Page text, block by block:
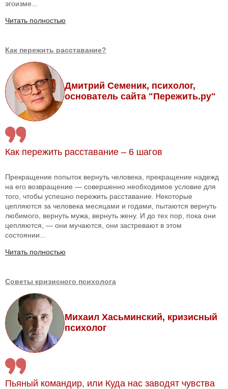
эгоизме...
Читать полностью
Как пережить расставание?
Дмитрий Семеник, психолог,
основатель сайта "Пережить.ру"
Как пережить расставание – 6 шагов
Прекращение попыток вернуть человека, прекращение надежд
на его возвращение — совершенно необходимое условие для
того, чтобы успешно пережить расставание. Некоторые
цепляются за человека месяцами и годами, пытаются вернуть
любимого, вернуть мужа, вернуть жену. И до тех пор, пока они
цепляются, — они мучаются, они застревают в этом
состоянии...
Читать полностью
Советы кризисного психолога
Михаил Хасьминский, кризисный
психолог
Пьяный командир, или Куда нас заводят чувства